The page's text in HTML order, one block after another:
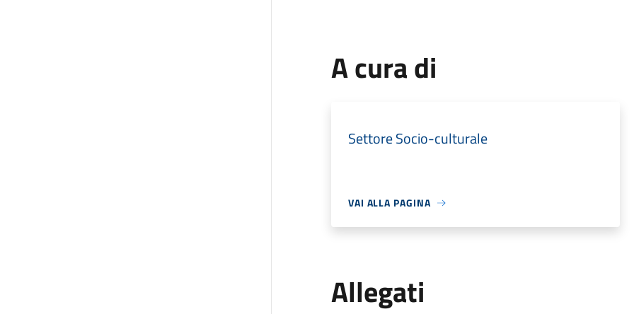
A cura di
Settore Socio-culturale
VAI ALLA PAGINA
Allegati